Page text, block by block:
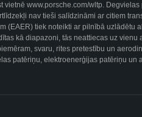
www.porsche.com/wltp.
nav tieši salīdzināmi ar citiem
tiek noteikti ar pilnībā uzlādētu
kā diapazoni, tās neattiecas uz
svaru, rites pretestību un
patēriņu, elektroenerģijas patēriņu un